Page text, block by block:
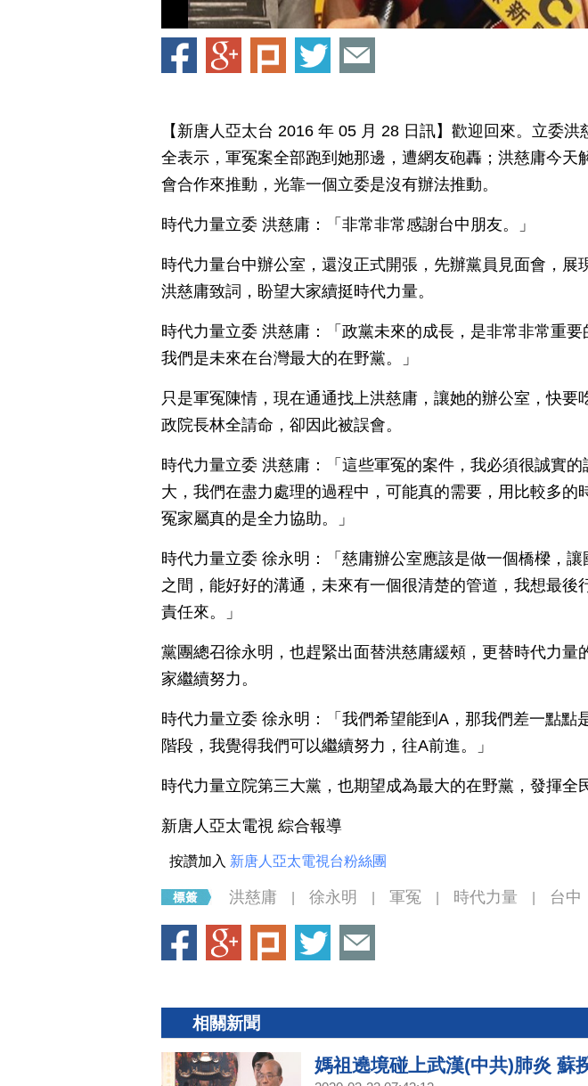
【新唐人亞太台 2016 年 05 月 28 日訊】歡迎回來。立委
全表示，軍冤案全部跑到她那邊，遭網友砲轟；洪慈庸今天
會合作來推動，光靠一個立委是沒有辦法推動。
時代力量立委 洪慈庸：「非常非常感謝台中朋友。」
時代力量台中辦公室，還沒正式開張，先辦黨員見面會，展
洪慈庸致詞，盼望大家續挺時代力量。
時代力量立委 洪慈庸：「政黨未來的成長，是非常非常重要
我們是未來在台灣最大的在野黨。」
只是軍冤陳情，現在通通找上洪慈庸，讓她的辦公室，快要
政院長林全請命，卻因此被誤會。
時代力量立委 洪慈庸：「這些軍冤的案件，我必須很誠實
大，我們在盡力處理的過程中，可能真的需要，用比較多的
冤家屬真的是全力協助。」
時代力量立委 徐永明：「慈庸辦公室應該是做一個橋樑，
之間，能好好的溝通，未來有一個很清楚的管道，我想最後
責任來。」
黨團總召徐永明，也趕緊出面替洪慈庸緩頰，更替時代力量
家繼續努力。
時代力量立委 徐永明：「我們希望能到A，那我們差一點點
階段，我覺得我們可以繼續努力，往A前進。」
時代力量立院第三大黨，也期望成為最大的在野黨，發揮全
新唐人亞太電視 綜合報導
按讚加入 新唐人亞太電視台粉絲團
洪慈庸 徐永明 軍冤 時代力量 台中
相關新聞
媽祖遶境碰上武漢(中共)肺炎 蘇